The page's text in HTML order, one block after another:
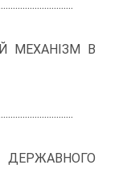
МЕХАНІЗМ В